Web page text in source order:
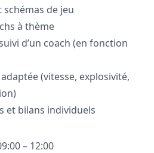
de jeu
à thème
d’un coach (en fonction
(vitesse, explosivité,
et bilans individuels
– 12:00